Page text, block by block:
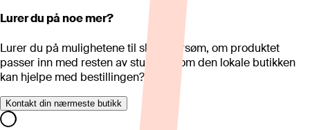
Lurer du på noe mer?
Lurer du på mulighetene til skreddersøm, om produktet
passer inn med resten av stua eller om den lokale butikken
kan hjelpe med bestillingen?
Kontakt din nærmeste butikk